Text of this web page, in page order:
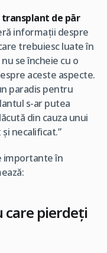
de păr
informaţii despre
trebuiesc luate în
se încheie cu o
aceste aspecte.
paradis pentru
s-ar putea
din cauza unui
necalificat.”
importante în
pierdeţi